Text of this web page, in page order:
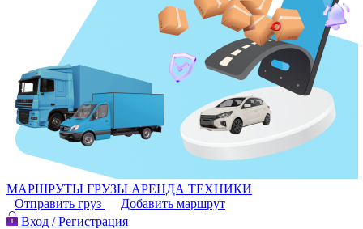
МАРШРУТЫ ГРУЗЫ АРЕНДА ТЕХНИКИ
Отправить груз
Добавить маршрут
Вход / Регистрация